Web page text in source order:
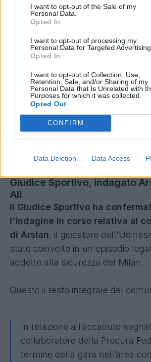
I want to opt-out of the Sale of my
Personal Data.
Opted In
I want to opt-out of processing my
Personal Data for Targeted Advertising.
Opted In
I want to opt-out of Collection, Use,
Retention, Sale, and/or Sharing of my
Personal Data that Is Unrelated with
Purposes for which it was collected.
Opted Out
CONFIRM
Data Deletion Data Access
momentonon ha ancora
mister della Fiorentina, e
la Roma, è apparso piuttosto in
Giudice Sportivo, indagato
Ali
Il Giudice Sportivo ha
l'indagine in corso relativa al
di Arslan, il giocatore
stato coinvolto in un episodio
addetto alla sicurezza del Milan.
Questo il testo integrale del
In relazione all’accaduto
collaboratore della Procura
termine della gara nell’area